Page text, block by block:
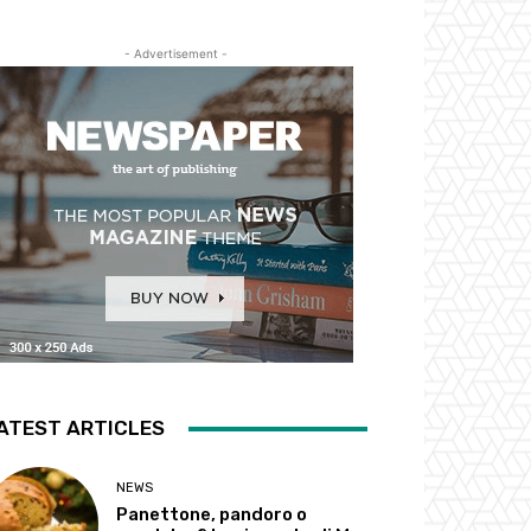
- Advertisement -
ARTICLES
NEWS
Panettone, pandoro o